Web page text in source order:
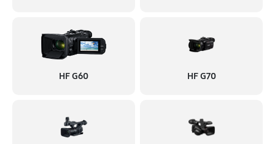
HF G60 HF G70